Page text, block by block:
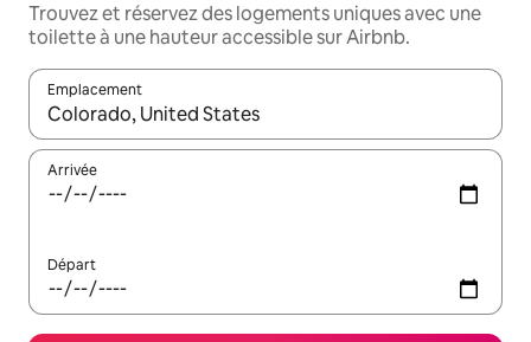
Trouvez et réservez des logements uniques avec une
toilette à une hauteur accessible sur Airbnb.
Emplacement
Quand les résultats sont affichés, parcourez-les en utilisant
Arrivée
Départ